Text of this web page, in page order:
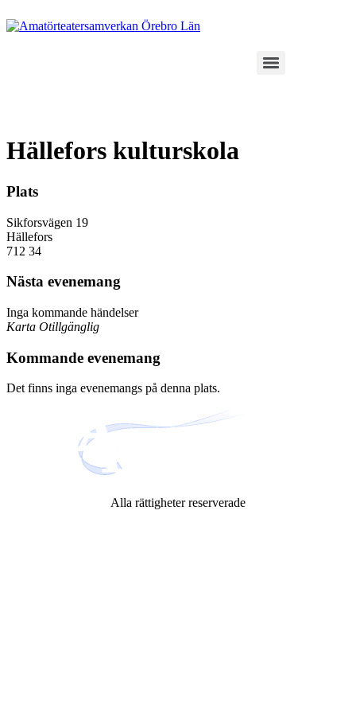
till
Hällefors kulturskola
Plats
Sikforsvägen 19
Hällefors
712 34
Nästa evenemang
Inga kommande händelser
Karta Otillgänglig
Kommande evenemang
Det finns inga evenemangs på denna plats.
Alla rättigheter reserverade